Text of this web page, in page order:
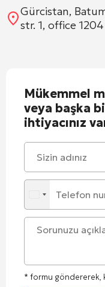
Gürcistan,
str. 1, office 1204
Mükemmel
veya başka
ihtiyacınız
* formu göndererek,